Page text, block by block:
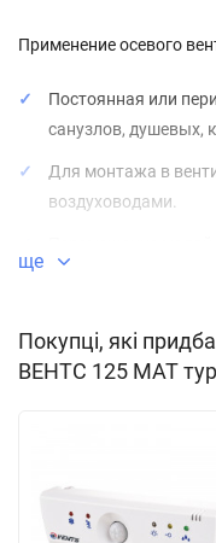
Применение осевого
Постоянная или
санузлов, душевых,
Для монтажа в
воздуховодами.
Для монтажа с
Современный
Корпус и
ще
Покупці, які
ВЕНТС 125 МАТ